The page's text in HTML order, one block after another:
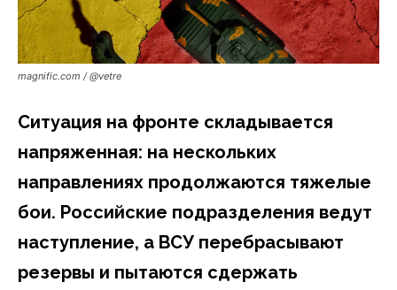
magnific.com / @vetre
Ситуация на фронте складывается
напряженная: на нескольких
направлениях продолжаются тяжелые
бои. Российские подразделения ведут
наступление, а ВСУ перебрасывают
резервы и пытаются сдержать